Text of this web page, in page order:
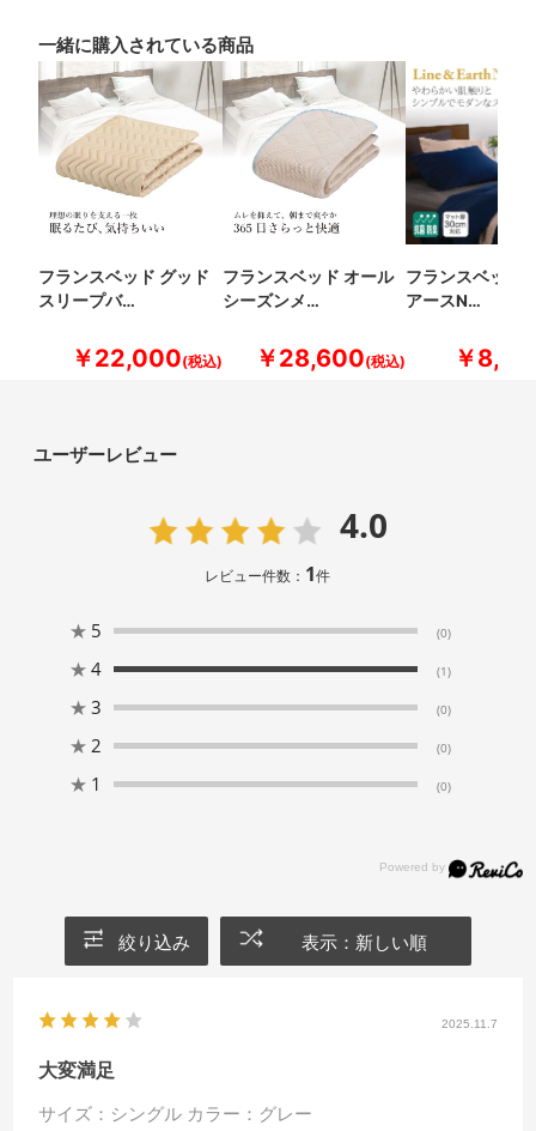
一緒に購入されている商品
フランスベッド グッド
スリープバ…
￥22,000
フランスベッド オール
シーズンメ…
￥28,600
フランスベッド
アースN…
￥
ユーザーレビュー
4.0
レビュー件数： 1件
★ 5 (0)
★ 4 (1)
★ 3 (0)
★ 2 (0)
★ 1 (0)
絞り込み 表示：新しい順
2025.11.7
大変満足
サイズ：シングル カラー：グレー